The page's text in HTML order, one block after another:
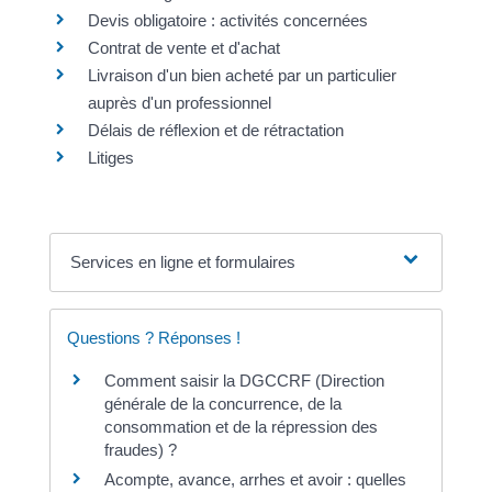
Devis obligatoire : activités concernées
Contrat de vente et d'achat
Livraison d'un bien acheté par un particulier
auprès d'un professionnel
Délais de réflexion et de rétractation
Litiges
Services en ligne et formulaires
Questions ? Réponses !
Comment saisir la DGCCRF (Direction
générale de la concurrence, de la
consommation et de la répression des
fraudes) ?
Acompte, avance, arrhes et avoir : quelles